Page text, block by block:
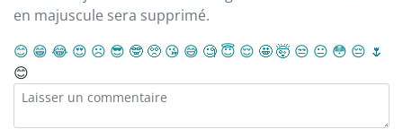
en majuscule sera supprimé.
😊 😁 😂 😍 ☹️ 😎 🤓 🥺 😘 😅 🧐 😇 😌 🤩🤯 😒 😐 😳 😔 🌷
😊